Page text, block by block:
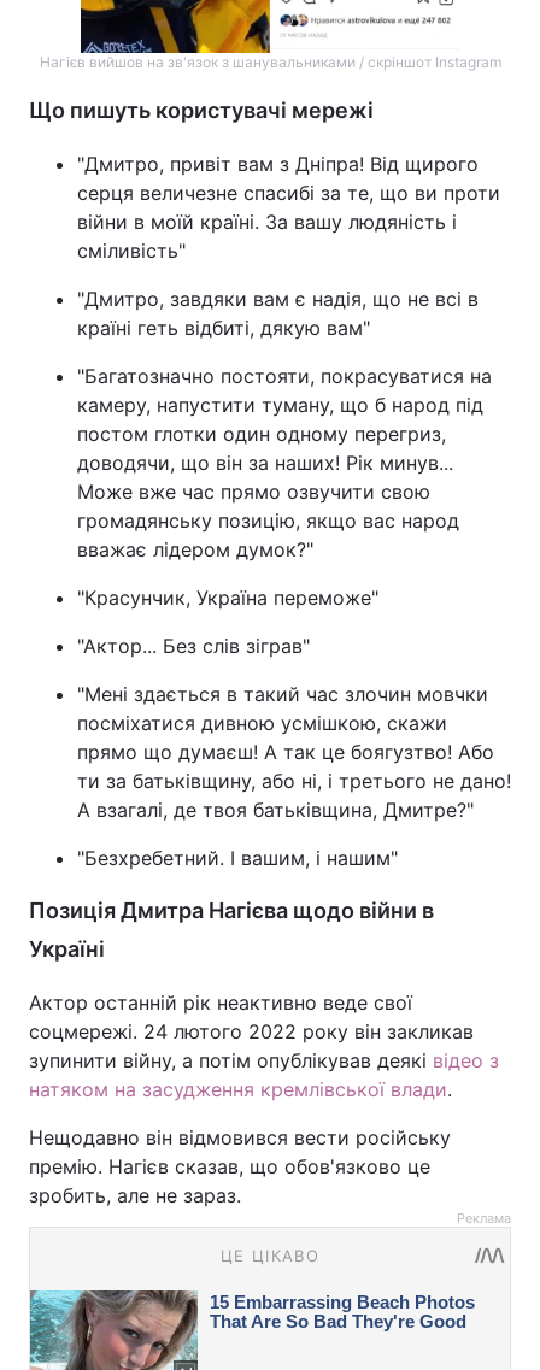
Нагієв вийшов на зв'язок з шанувальниками / скріншот Instagram
Що пишуть користувачі мережі
"Дмитро, привіт вам з Дніпра! Від щирого
серця величезне спасибі за те, що ви проти
війни в моїй країні. За вашу людяність і
сміливість"
"Дмитро, завдяки вам є надія, що не всі в
країні геть відбиті, дякую вам"
"Багатозначно постояти, покрасуватися на
камеру, напустити туману, що б народ під
постом глотки один одному перегриз,
доводячи, що він за наших! Рік минув...
Може вже час прямо озвучити свою
громадянську позицію, якщо вас народ
вважає лідером думок?"
"Красунчик, Україна переможе"
"Актор... Без слів зіграв"
"Мені здається в такий час злочин мовчки
посміхатися дивною усмішкою, скажи
прямо що думаєш! А так це боягузтво! Або
ти за батьківщину, або ні, і третього не дано!
А взагалі, де твоя батьківщина, Дмитре?"
"Безхребетний. І вашим, і нашим"
Позиція Дмитра Нагієва щодо війни в
Україні
Актор останній рік неактивно веде свої
соцмережі. 24 лютого 2022 року він закликав
зупинити війну, а потім опублікував деякі відео з
натяком на засудження кремлівської влади.
Нещодавно він відмовився вести російську
премію. Нагієв сказав, що обов'язково це
зробить, але не зараз.
Реклама